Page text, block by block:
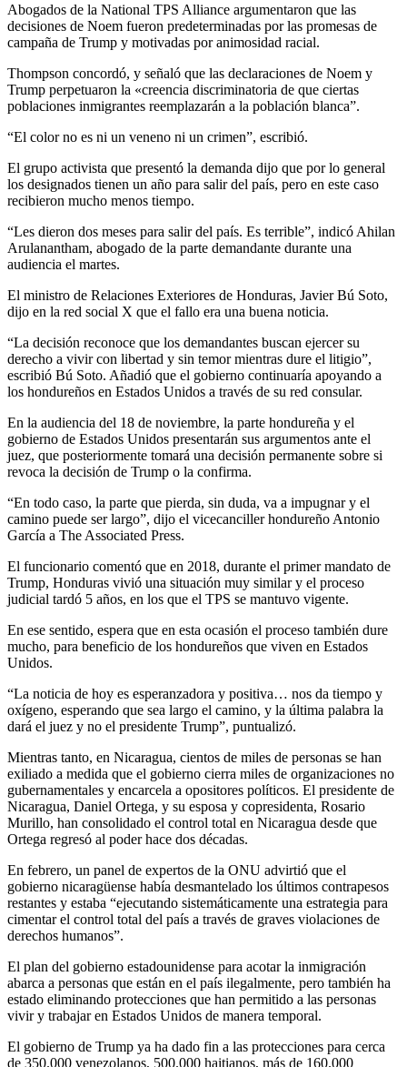
Abogados de la National TPS Alliance argumentaron que las
decisiones de Noem fueron predeterminadas por las promesas de
campaña de Trump y motivadas por animosidad racial.
Thompson concordó, y señaló que las declaraciones de Noem y
Trump perpetuaron la «creencia discriminatoria de que ciertas
poblaciones inmigrantes reemplazarán a la población blanca”.
“El color no es ni un veneno ni un crimen”, escribió.
El grupo activista que presentó la demanda dijo que por lo general
los designados tienen un año para salir del país, pero en este caso
recibieron mucho menos tiempo.
“Les dieron dos meses para salir del país. Es terrible”, indicó Ahilan
Arulanantham, abogado de la parte demandante durante una
audiencia el martes.
El ministro de Relaciones Exteriores de Honduras, Javier Bú Soto,
dijo en la red social X que el fallo era una buena noticia.
“La decisión reconoce que los demandantes buscan ejercer su
derecho a vivir con libertad y sin temor mientras dure el litigio”,
escribió Bú Soto. Añadió que el gobierno continuaría apoyando a
los hondureños en Estados Unidos a través de su red consular.
En la audiencia del 18 de noviembre, la parte hondureña y el
gobierno de Estados Unidos presentarán sus argumentos ante el
juez, que posteriormente tomará una decisión permanente sobre si
revoca la decisión de Trump o la confirma.
“En todo caso, la parte que pierda, sin duda, va a impugnar y el
camino puede ser largo”, dijo el vicecanciller hondureño Antonio
García a The Associated Press.
El funcionario comentó que en 2018, durante el primer mandato de
Trump, Honduras vivió una situación muy similar y el proceso
judicial tardó 5 años, en los que el TPS se mantuvo vigente.
En ese sentido, espera que en esta ocasión el proceso también dure
mucho, para beneficio de los hondureños que viven en Estados
Unidos.
“La noticia de hoy es esperanzadora y positiva… nos da tiempo y
oxígeno, esperando que sea largo el camino, y la última palabra la
dará el juez y no el presidente Trump”, puntualizó.
Mientras tanto, en Nicaragua, cientos de miles de personas se han
exiliado a medida que el gobierno cierra miles de organizaciones no
gubernamentales y encarcela a opositores políticos. El presidente de
Nicaragua, Daniel Ortega, y su esposa y copresidenta, Rosario
Murillo, han consolidado el control total en Nicaragua desde que
Ortega regresó al poder hace dos décadas.
En febrero, un panel de expertos de la ONU advirtió que el
gobierno nicaragüense había desmantelado los últimos contrapesos
restantes y estaba “ejecutando sistemáticamente una estrategia para
cimentar el control total del país a través de graves violaciones de
derechos humanos”.
El plan del gobierno estadounidense para acotar la inmigración
abarca a personas que están en el país ilegalmente, pero también ha
estado eliminando protecciones que han permitido a las personas
vivir y trabajar en Estados Unidos de manera temporal.
El gobierno de Trump ya ha dado fin a las protecciones para cerca
de 350.000 venezolanos, 500.000 haitianos, más de 160.000